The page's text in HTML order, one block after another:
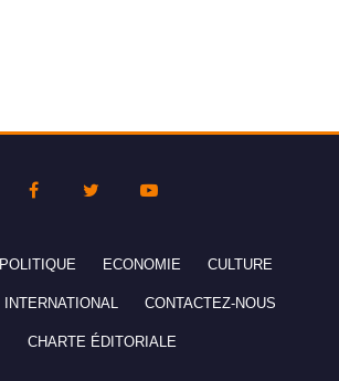
POLITIQUE ECONOMIE CULTURE
INTERNATIONAL CONTACTEZ-NOUS
CHARTE ÉDITORIALE